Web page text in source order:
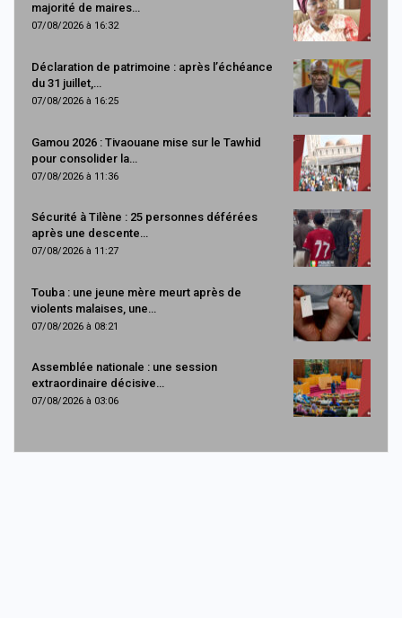
majorité de maires…
07/08/2026 à 16:32
Déclaration de patrimoine : après l’échéance
du 31 juillet,…
07/08/2026 à 16:25
Gamou 2026 : Tivaouane mise sur le Tawhid
pour consolider la…
07/08/2026 à 11:36
Sécurité à Tilène : 25 personnes déférées
après une descente…
07/08/2026 à 11:27
Touba : une jeune mère meurt après de
violents malaises, une…
07/08/2026 à 08:21
Assemblée nationale : une session
extraordinaire décisive…
07/08/2026 à 03:06